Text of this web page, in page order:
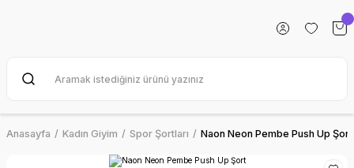
Anasayfa Kadın Giyim Spor Şortları Naon Neon Pembe Push Up Şort